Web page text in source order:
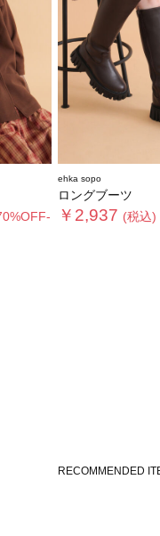
ehka sopo
ロングブーツ
￥2,937 (税込)